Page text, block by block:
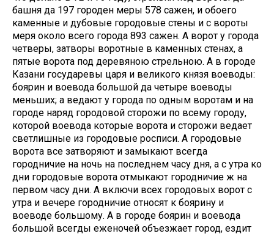
башня да 197 городен меры 578 сажен, и обоего
каменные и дубовые городовые стены и с вороты
меря около всего города 893 сажен. А ворот у города
четверы, затворы воротные в каменных стенах, а
пятые ворота под деревяною стрельною. А в городе
Казани государевы царя и великого князя воеводы:
боярин и воевода большой да четыре воеводы
меньших; а ведают у города по одным воротам и на
городе наряд городовой сторожи по всему городу,
которой воевода которые ворота и сторожи ведает
светлишные из городовые росписи. А городовые
ворота все затворяют и замыкают всегда
городничие на ночь на последнем часу дня, а с утра ко
дни городовые ворота отмыкают городничие ж на
первом часу дни. А включи всех городовых ворот с
утра и вечере городничие относят к боярину и
воеводе большому. А в городе боярин и воевода
большой всегды еженочей объезжает город, ездит